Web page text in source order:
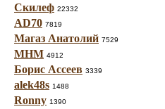
Скилеф 22332
AD70 7819
Магаз Анатолий 7529
МНМ 4912
Борис Ассеев 3339
alek48s 1488
Ronny 1390